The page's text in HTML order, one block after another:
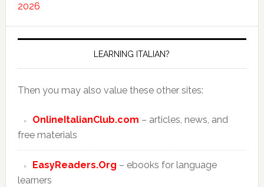
2026
LEARNING ITALIAN?
Then you may also value these other sites:
OnlineItalianClub.com – articles, news, and
free materials
EasyReaders.Org – ebooks for language
learners